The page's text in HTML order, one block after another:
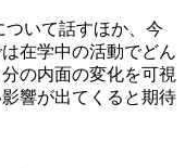
いて話すほか、今
在学中の活動でどん
の内面の変化を可視
響が出てくると期待